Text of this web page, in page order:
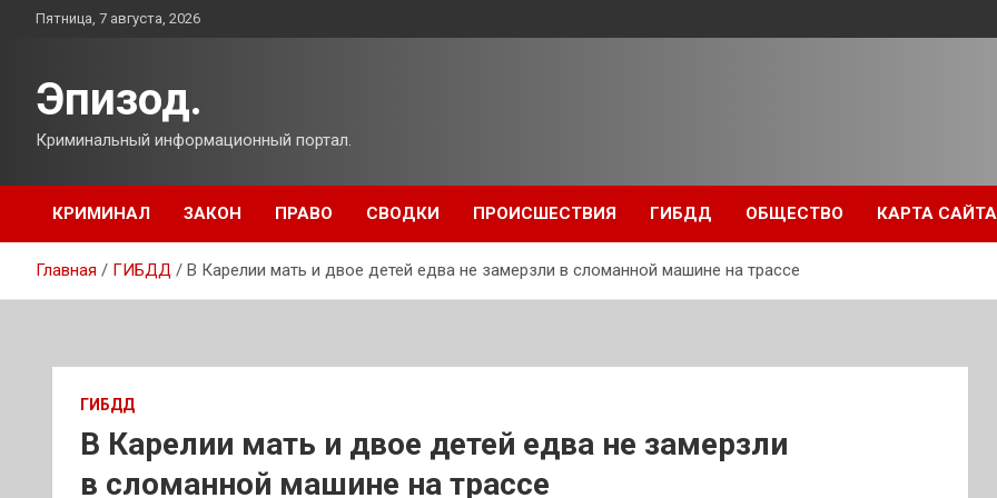
ПерейтиПятница, 7 августа, 2026
Эпизод.
Криминальный информационный портал.
КРИМИНАЛ ЗАКОН ПРАВО СВОДКИ ПРОИСШЕСТВИЯ ГИБДД ОБЩЕСТВО КАРТА САЙТА
Главная ГИБДД В Карелии мать и двое детей едва не замерзли в сломанной машине на трассе
ГИБДД
В Карелии мать и двое детей едва не замерзли
в сломанной машине на трассе